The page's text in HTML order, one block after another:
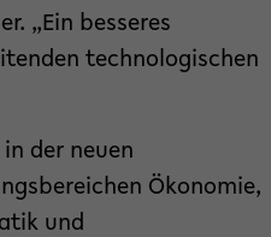
„Ein besseres
technologischen
der neuen
Ökonomie,
und